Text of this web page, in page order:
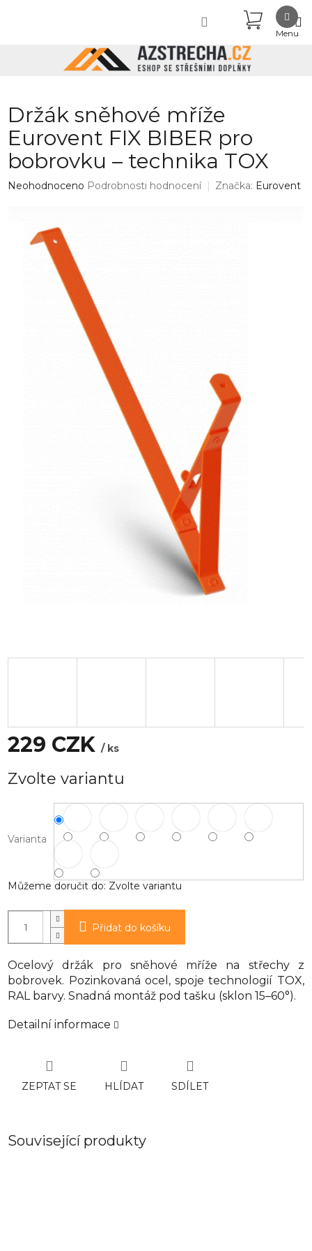
KOŠÍK
Držák sněhové mříže
Eurovent FIX BIBER pro
bobrovku – technika TOX
Průměrné
hvězdiček.
Neohodnoceno Podrobnosti hodnocení Značka: Eurovent
229 CZK/ ks
cena:
Zvolte variantu
Varianta
Můžeme doručit do: Zvolte variantu
Přidat do košíku
Ocelový držák pro sněhové mříže na střechy z
bobrovek. Pozinkovaná ocel, spoje technologií TOX,
RAL barvy. Snadná montáž pod tašku (sklon 15–60°).
Detailní informace
ZEPTAT SE HLÍDAT SDÍLET
Související produkty